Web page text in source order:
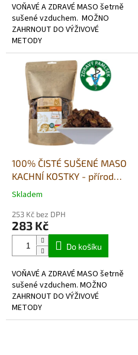
hvězdiček.
VOŇAVÉ A ZDRAVÉ MASO šetrně
sušené vzduchem. MOŽNO
ZAHRNOUT DO VÝŽIVOVÉ
METODY
BARF- hypoalergenní, bez
lepkové,v potravinářské kvalitě
100% ČISTÉ SUŠENÉ MASO
KACHNÍ KOSTKY - přírodní
pamlsek - 500g
Průměrné
produktu
je
hvězdiček.
Skladem
253 Kč bez DPH
283 Kč
Do košíku
VOŇAVÉ A ZDRAVÉ MASO šetrně
sušené vzduchem. MOŽNO
ZAHRNOUT DO VÝŽIVOVÉ
METODY
BARF- hypoalergenní, bez